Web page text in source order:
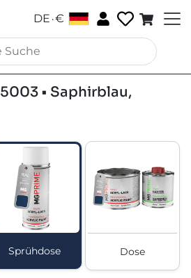
DE .€
5003 • Saphirblau,
Sprühdose Dose